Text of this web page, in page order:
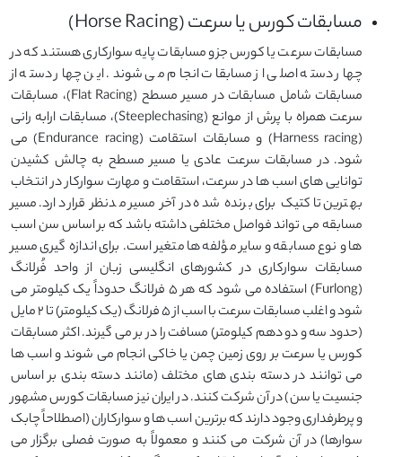
مسابقات کورس یا سرعت (Horse Racing)
مسابقات سرعت یا کورس جزو مسابقات پایه سوارکاری هستند که در
چهار دسته اصلی از مسابقات انجام می شوند. این چهار دسته از
مسابقات شامل مسابقات در مسیر مسطح (Flat Racing)، مسابقات
سرعت همراه با پرش از موانع (Steeplechasing)، مسابقات ارابه رانی
(Harness racing) و مسابقات استقامت (Endurance racing) می
شود. در مسابقات سرعت عادی یا مسیر مسطح به چالش کشیدن
توانایی های اسب ها در سرعت، استقامت و مهارت سوارکار در انتخاب
بهترین تاکتیک برای برنده شده در آخر مسیر مدنظر قرار دارد. مسیر
مسابقه می تواند فواصل مختلفی داشته باشد که بر اساس سن اسب
ها و نوع مسابقه و سایر مؤلفه ها متغیر است. برای اندازه گیری مسیر
مسابقات سوارکاری در کشورهای انگلیسی زبان از واحد فُرلانگ
(Furlong) استفاده می شود که هر ۵ فرلانگ حدوداً یک کیلومتر می
شود و اغلب مسابقات سرعت با اسب از ۵ فرلانگ (یک کیلومتر) تا ۲ مایل
(حدود سه و دو دهم کیلومتر) مسافت را در بر می گیرند. اکثر مسابقات
کورس یا سرعت بر روی زمین چمن یا خاکی انجام می شوند و اسب ها
می توانند در دسته بندی های مختلف (مانند دسته بندی بر اساس
جنسیت یا سن) در آن شرکت کنند. در ایران نیز مسابقات کورس مشهور
و پرطرفداری وجود دارند که برترین اسب ها و سوارکاران (اصطلاحاً چابک
سوارها) در آن شرکت می کنند و معمولاً به صورت فصلی برگزار می